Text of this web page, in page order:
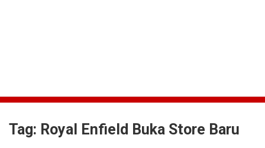
Tag: Royal Enfield Buka Store Baru